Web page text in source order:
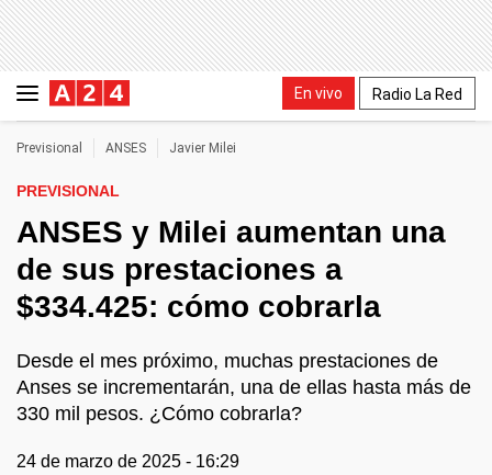
En vivo Radio La Red
Previsional ANSES Javier Milei
PREVISIONAL
ANSES y Milei aumentan una
de sus prestaciones a
$334.425: cómo cobrarla
Desde el mes próximo, muchas prestaciones de
Anses se incrementarán, una de ellas hasta más de
330 mil pesos. ¿Cómo cobrarla?
24 de marzo de 2025 - 16:29